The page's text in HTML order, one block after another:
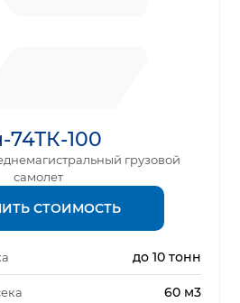
74ТК-100
грузовой
самолет
СТОИМОСТЬ
до 10 тонн
60 м3